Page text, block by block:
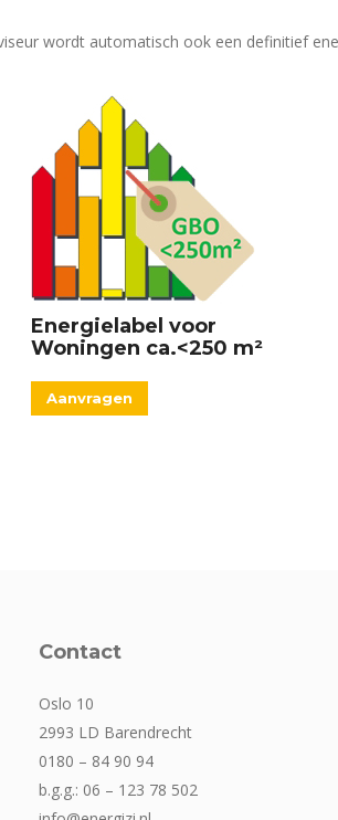
wordt automatisch ook een definitief
Energielabel voor
Woningen ca.<250 m²
Aanvragen
Contact
Oslo 10
2993 LD Barendrecht
0180 – 84 90 94
b.g.g.: 06 – 123 78 502